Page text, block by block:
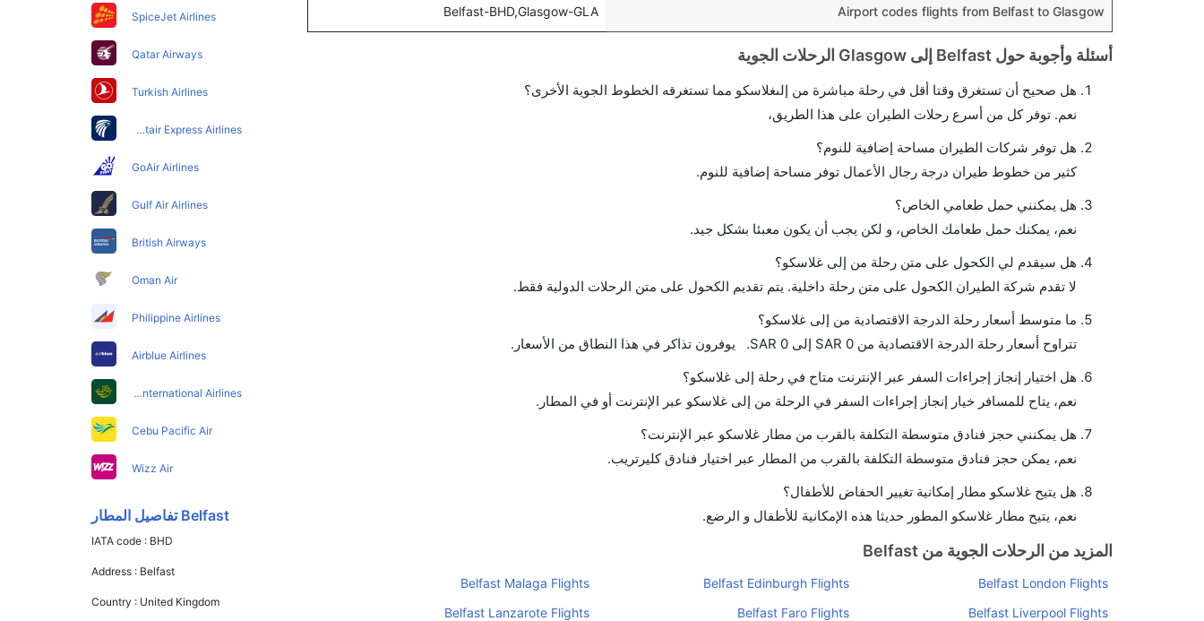
Airport codes flights from Belfast to Glasgow
Belfast-BHD,Glasgow-GLA
أسئلة وأجوبة حول Belfast إلى Glasgow الرحلات الجوية
هل صحيح أن تستغرق وقتا أقل في رحلة مباشرة من إلىغلاسكو مما تستغرقه الخطوط الجوية الأخرى؟
نعم. توفر كل من أسرع رحلات الطيران على هذا الطريق،
هل توفر شركات الطيران مساحة إضافية للنوم؟
كثير من خطوط طيران درجة رجال الأعمال توفر مساحة إضافية للنوم.
هل يمكنني حمل طعامي الخاص؟
نعم، يمكنك حمل طعامك الخاص، و لكن يجب أن يكون معبئا بشكل جيد.
هل سيقدم لي الكحول على متن رحلة من إلى غلاسكو؟
لا تقدم شركة الطيران الكحول على متن رحلة داخلية. يتم تقديم الكحول على متن الرحلات الدولية فقط.
ما متوسط أسعار رحلة الدرجة الاقتصادية من إلى غلاسكو؟
تتراوح أسعار رحلة الدرجة الاقتصادية من SAR 0 إلى SAR 0. يوفرون تذاكر في هذا النطاق من الأسعار.
هل اختيار إنجاز إجراءات السفر عبر الإنترنت متاح في رحلة إلى غلاسكو؟
نعم، يتاح للمسافر خيار إنجاز إجراءات السفر في الرحلة من إلى غلاسكو عبر الإنترنت أو في المطار.
هل يمكنني حجز فنادق متوسطة التكلفة بالقرب من مطار غلاسكو عبر الإنترنت؟
نعم، يمكن حجز فنادق متوسطة التكلفة بالقرب من المطار عبر اختيار فنادق كليرتريب.
هل يتيح غلاسكو مطار إمكانية تغيير الحفاض للأطفال؟
نعم، يتيح مطار غلاسكو المطور حديثا هذه الإمكانية للأطفال و الرضع.
المزيد من الرحلات الجوية من Belfast
Belfast London Flights
Belfast Edinburgh Flights
Belfast Malaga Flights
Belfast Liverpool Flights
Belfast Faro Flights
Belfast Lanzarote Flights
SpiceJet Airlines
Qatar Airways
Turkish Airlines
Egyptair Express Airlines
GoAir Airlines
Gulf Air Airlines
British Airways
Oman Air
Philippine Airlines
Airblue Airlines
Pakistan International Airlines
Cebu Pacific Air
Wizz Air
Belfast تفاصيل المطار
IATA code : BHD
Address : Belfast
Country : United Kingdom